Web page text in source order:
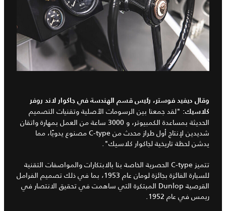
وقال ديفيد فوستر، رئيس قسم الهندسة في جاكوار لاند روفر
كلاسيك: "لقد جمعنا بين الرسومات الأصلية وتقنيات التصميم
الحديثة بمساعدة الكمبيوتر، و 3000 ساعة من العمل بمهارة واتقان
شديدين لإنتاج أول طراز محدث من C-type مصنوع يدويًا، مما
يدشن لحظة تاريخية لجاكوار كلاسيك".
تتميز C-type الحصرية الخاصة بنا بالابتكارات والمواصفات التقنية
للسيارة الفائزة بجائزة لومان عام 1953، بما في ذلك تصميم الفرامل
القرصية Dunlop المبتكرة التي ساهمت في تحقيق الانتصار في
ريمس في عام 1952.